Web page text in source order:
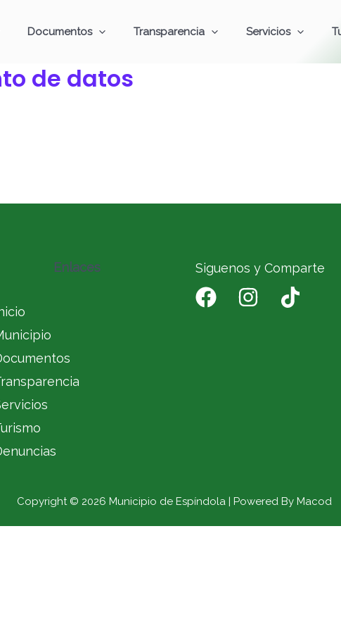
Documentos Transparencia Servicios
de datos
Enlaces Siguenos y Comparte
Copyright © 2026 Municipio de Espíndola | Powered By Macod